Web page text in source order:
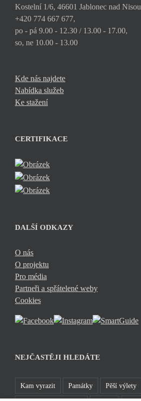
Kostelní 1/6, 46601 Jablonec nad Nisou
+420 774 667 677,
po - pá 9.00 - 12.30 / 13.00 - 17.00,
so, ne 10.00 - 13.00
Kde nás najdete
Nabídka služeb
Ke stažení
CERTIFIKACE
DALŠÍ ODKAZY
O nás
O projektu
Pro média
Partneři a spřátelené weby
Cookies
NEJČASTĚJI HLEDÁTE
Kam vyrazit Památky Pěší výlety